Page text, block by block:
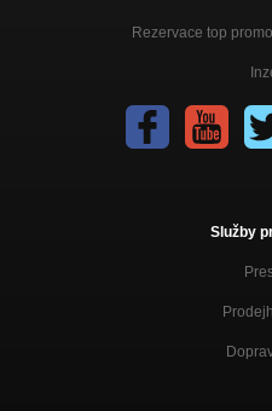
Rezervace top
Služby